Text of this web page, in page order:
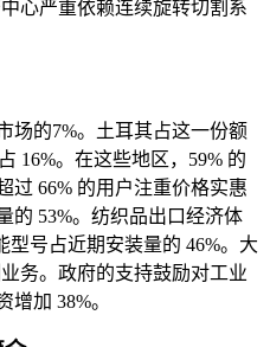
心严重依赖连续旋转切割系
场的7%。土耳其占这一份额
16%。在这些地区，59% 的
过 66% 的用户注重价格实惠
的 53%。纺织品出口经济体
型号占近期安装量的 46%。大
务。政府的支持鼓励对工业
加 38%。